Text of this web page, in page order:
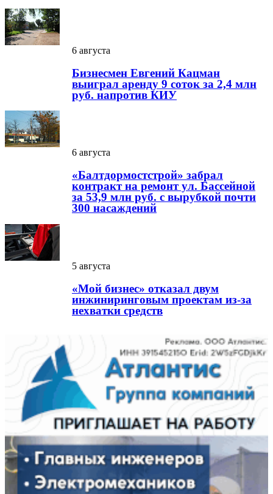
6 августа
Бизнесмен Евгений Кацман
выиграл аренду 9 соток за 2,4 млн
руб. напротив КИУ
6 августа
«Балтдормостстрой» забрал
контракт на ремонт ул. Бассейной
за 53,9 млн руб. с вырубкой почти
300 насаждений
5 августа
«Мой бизнес» отказал двум
инжиниринговым проектам из-за
нехватки средств